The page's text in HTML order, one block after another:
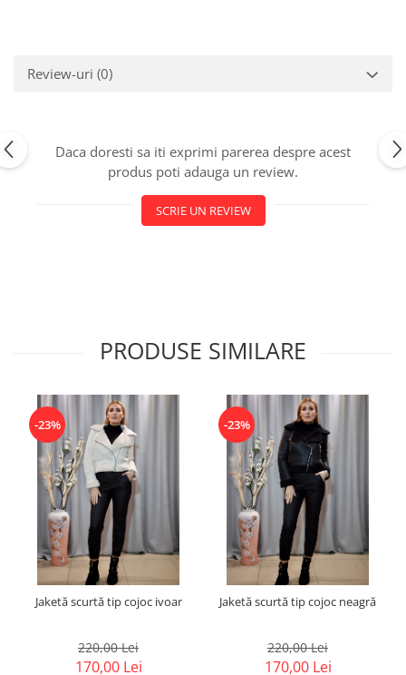
Review-uri (0)
Daca doresti sa iti exprimi parerea despre acest
produs poti adauga un review.
SCRIE UN REVIEW
PRODUSE SIMILARE
-23%
Jaketă scurtă tip cojoc ivoar
220,00 Lei
170,00 Lei
-23%
Jaketă scurtă tip cojoc neagră
220,00 Lei
170,00 Lei